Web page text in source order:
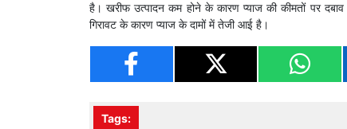
है। खरीफ उत्पादन कम होने के कारण प्याज की कीमतों पर
गिरावट के कारण प्याज के दामों में तेजी आई है।
Tags: